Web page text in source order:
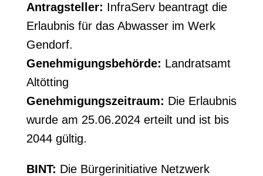
Antragsteller: InfraServ beantragt die
Erlaubnis für das Abwasser im Werk
Gendorf.
Genehmigungsbehörde: Landratsamt
Altötting
Genehmigungszeitraum: Die Erlaubnis
wurde am 25.06.2024 erteilt und ist bis
2044 gültig.
BINT: Die Bürgerinitiative Netzwerk